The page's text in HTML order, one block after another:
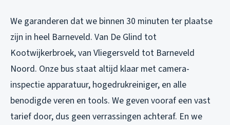
We garanderen dat we binnen 30 minuten ter plaatse
zijn in heel Barneveld. Van De Glind tot
Kootwijkerbroek, van Vliegersveld tot Barneveld
Noord. Onze bus staat altijd klaar met camera-
inspectie apparatuur, hogedrukreiniger, en alle
benodigde veren en tools. We geven vooraf een vast
tarief door, dus geen verrassingen achteraf. En we